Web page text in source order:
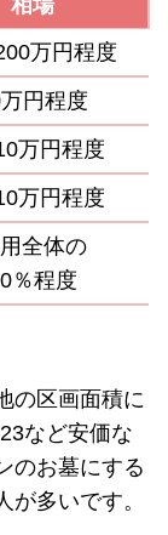
相場
万円程度
円程度
万円程度
万円程度
全体の
％程度
の区画面積に
など安価な
のお墓にする
多いです。